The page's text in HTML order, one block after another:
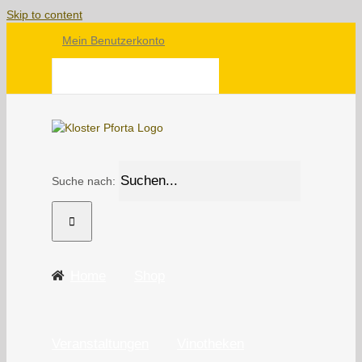
Skip to content
Mein Benutzerkonto
Suche nach: